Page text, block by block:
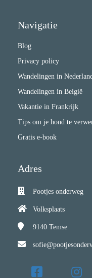
Navigatie
Blog
Privacy policy
Wandelingen in
Wandelingen in België
Vakantie in Frankrijk
Tips om je hond te
Gratis e-book
Adres
Pootjes onderweg
Volksplaats
9140 Temse